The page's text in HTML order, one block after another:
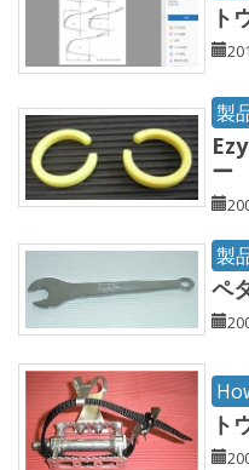
ト
製
ー
製
ペ
ト